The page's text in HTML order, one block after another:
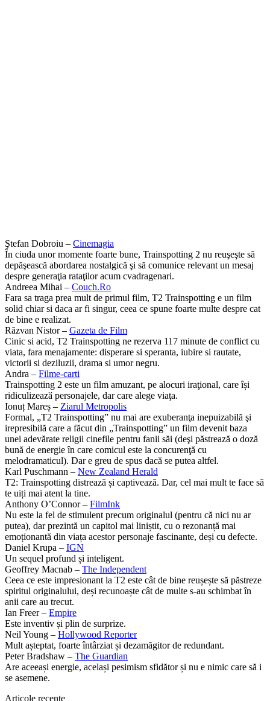
Ştefan Dobroiu – Cinemagia
În ciuda unor momente foarte bune, Trainspotting 2 nu reuşeşte să
depăşească abordarea nostalgică şi să comunice relevant un mesaj
despre generaţia rataţilor acum cvadragenari.
Andreea Mihai – Couch.Ro
Fara sa traga prea mult de primul film, T2 Trainspotting e un film
solid chiar si daca ar fi singur, ceea ce spune foarte multe despre cat
de bine e realizat.
Răzvan Nistor – Gazeta de Film
Cinic si acid, T2 Trainspotting ne rezerva 117 minute de conflict cu
viata, fara menajamente: disperare si speranta, iubire si rautate,
victorii si deziluzii, drama si umor negru.
Andra – Filme-carti
Trainspotting 2 este un film amuzant, pe alocuri iraţional, care își
ridiculizeazӑ personajele, dar care alege viaţa.
Ionuț Mareș – Ziarul Metropolis
Formal, „T2 Trainspotting” nu mai are exuberanţa inepuizabilă şi
irepresibilă care a făcut din „Trainspotting” un film devenit baza
unei adevărate religii cinefile pentru fanii săi (deşi păstrează o doză
bună de energie în care comicul este la concurenţă cu
melodramaticul). Dar e greu de spus dacă se putea altfel.
Karl Puschmann – New Zealand Herald
T2: Trainspotting distrează și captivează. Dar, cel mai mult te face să
te uiți mai atent la tine.
Anthony O’Connor – FilmInk
Nu este la fel de stimulent precum originalul (pentru că nici nu ar
putea), dar prezintă un capitol mai liniștit, cu o rezonanță mai
emoționantă din viața acestor personaje fascinante, deși cu defecte.
Daniel Krupa – IGN
Un sequel profund și inteligent.
Geoffrey Macnab – The Independent
Ceea ce este impresionant la T2 este cât de bine reușește să păstreze
spiritul originalului, deși recunoaște cât de multe s-au schimbat în
anii care au trecut.
Ian Freer – Empire
Este inventiv și plin de surprize.
Neil Young – Hollywood Reporter
Mult așteptat, foarte întârziat și dezamăgitor de redundant.
Peter Bradshaw – The Guardian
Are aceeași energie, același pesimism sfidător și nu e nimic care să i
se asemene.
Articole recente